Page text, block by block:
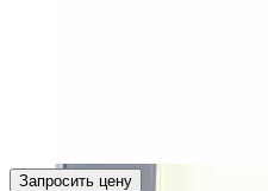
Запросить цену